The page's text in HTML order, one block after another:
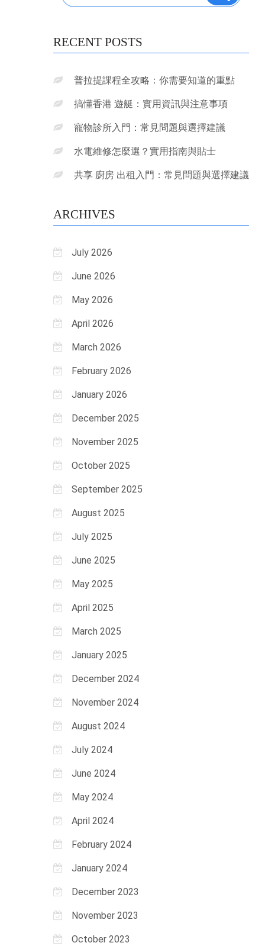
RECENT POSTS
普拉提課程全攻略：你需要知道的重點
搞懂香港 遊艇：實用資訊與注意事項
寵物診所入門：常見問題與選擇建議
水電維修怎麼選？實用指南與貼士
共享 廚房 出租入門：常見問題與選擇建議
ARCHIVES
July 2026
June 2026
May 2026
April 2026
March 2026
February 2026
January 2026
December 2025
November 2025
October 2025
September 2025
August 2025
July 2025
June 2025
May 2025
April 2025
March 2025
January 2025
December 2024
November 2024
August 2024
July 2024
June 2024
May 2024
April 2024
February 2024
January 2024
December 2023
November 2023
October 2023